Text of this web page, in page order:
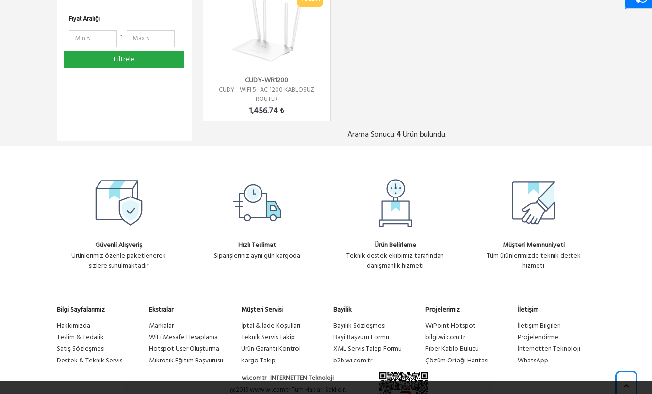
Fiyat Aralığı
-
Filtrele
CUDY-WR1200
CUDY - WIFI 5 -AC 1200 KABLOSUZ
ROUTER
1,456.74 ₺
Arama Sonucu 4Ürün bulundu.
Güvenli Alışveriş
Ürünlerimiz özenle paketlenerek
sizlere sunulmaktadır
Hızlı Teslimat
Siparişleriniz aynı gün kargoda
Ürün Belirleme
Teknik destek ekibimiz tarafından
danışmanlık hizmeti
Müşteri Memnuniyeti
Tüm ürünlerimizde teknik destek
hizmeti
Bilgi Sayfalarımız
Hakkımızda
Teslim & Tedarik
Satış Sözleşmesi
Destek & Teknik Servis
Ekstralar
Markalar
WiFi Mesafe Hesaplama
Hotspot User Oluşturma
Mikrotik Eğitim Başvurusu
Müşteri Servisi
İptal & İade Koşulları
Teknik Servis Takip
Ürün Garanti Kontrol
Kargo Takip
Bayilik
Bayilik Sözleşmesi
Bayi Başvuru Formu
XML Servis Talep Formu
b2b.wi.com.tr
Projelerimiz
WiPoint Hotspot
bilgi.wi.com.tr
Fiber Kablo Bulucu
Çözüm Ortağı Haritası
İletişim
İletişim Bilgileri
Projelendirme
İnternetten Teknoloji
WhatsApp
wi.com.tr -INTERNETTEN Teknoloji
@2019 www.wi.com.tr Tüm Hakları Saklıdır.